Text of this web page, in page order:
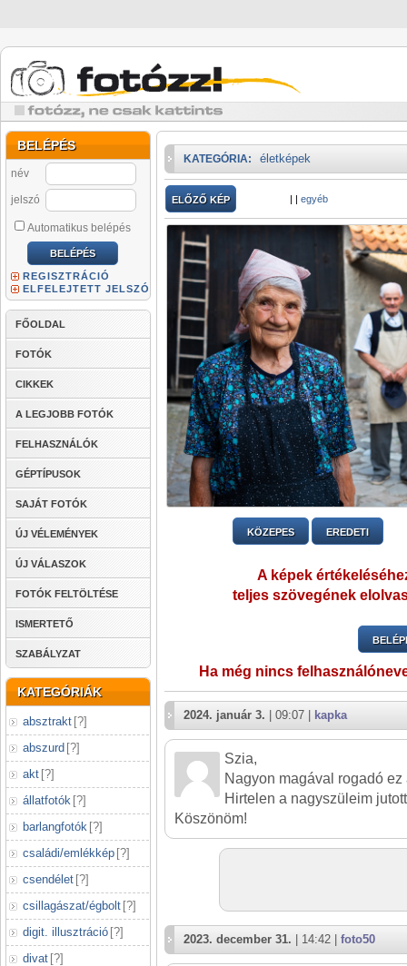
BELÉPÉS
név
jelszó
Automatikus belépés
REGISZTRÁCIÓ
ELFELEJTETT JELSZÓ
FŐOLDAL
FOTÓK
CIKKEK
A LEGJOBB FOTÓK
FELHASZNÁLÓK
GÉPTÍPUSOK
SAJÁT FOTÓK
ÚJ VÉLEMÉNYEK
ÚJ VÁLASZOK
FOTÓK FELTÖLTÉSE
ISMERTETŐ
SZABÁLYZAT
KATEGÓRIÁK
absztrakt [?]
abszurd [?]
akt [?]
állatfotók [?]
barlangfotók [?]
családi/emlékkép [?]
csendélet [?]
csillagászat/égbolt [?]
digit. illusztráció [?]
divat [?]
KATEGÓRIA: életképek
ELŐZŐ KÉP | | egyéb
KÖZEPES EREDETI
A képek
teljes szövegének
Ha még nincs
2024. január 3. | 09:07 | kapka
Szia,
Nagyon magával rogadó ez
Hirtelen a nagyszüleim
Köszönöm!
2023. december 31. | 14:42 | foto50